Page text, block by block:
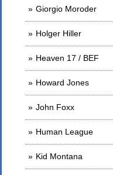
Giorgio Moroder
Holger Hiller
Heaven 17 / BEF
Howard Jones
John Foxx
Human League
Kid Montana